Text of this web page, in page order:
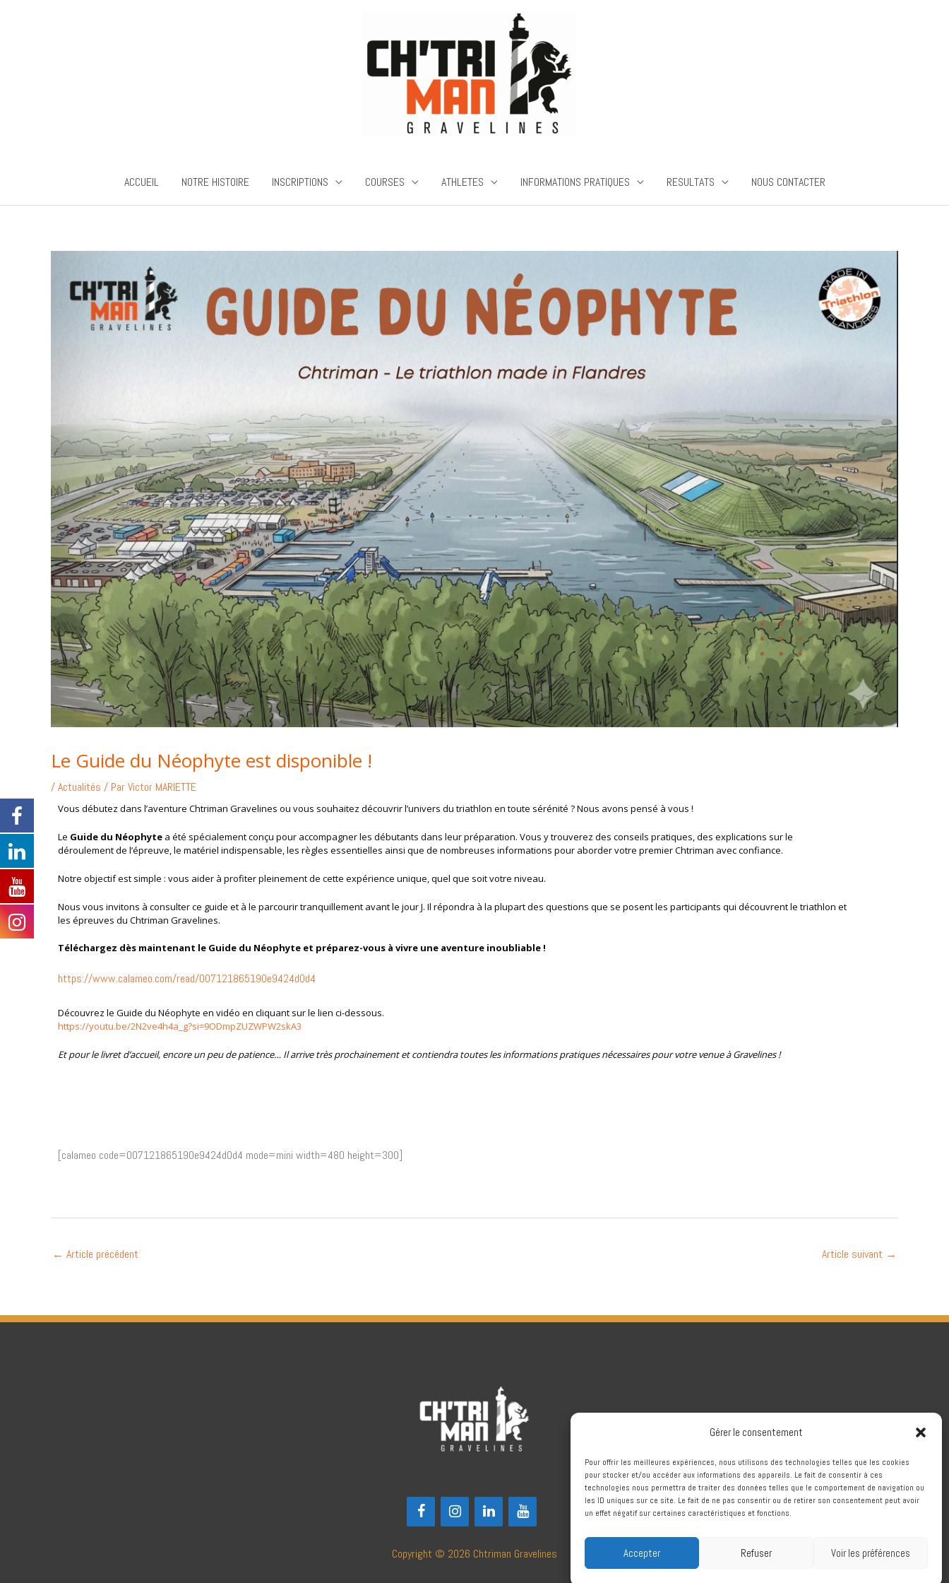
Gérer le consentement
Pour offrir les meilleures expériences, nous utilisons des technologies telles que les cookies
pour stocker et/ou accéder aux informations des appareils. Le fait de consentir à ces
technologies nous permettra de traiter des données telles que le comportement de navigation ou
les ID uniques sur ce site. Le fait de ne pas consentir ou de retirer son consentement peut avoir
un effet négatif sur certaines caractéristiques et fonctions.
Accepter Refuser Voir les préférences
ACCUEIL NOTRE HISTOIRE INSCRIPTIONS COURSES ATHLETES INFORMATIONS PRATIQUES RESULTATS NOUS CONTACTER
Le Guide du Néophyte est disponible !
/Actualités / ParVictor MARIETTE
Vous débutez dans l’aventure Chtriman Gravelines ou vous souhaitez découvrir l’univers du triathlon en toute sérénité ? Nous avons pensé à vous !
Le Guide du Néophyte a été spécialement conçu pour accompagner les débutants dans leur préparation. Vous y trouverez des conseils pratiques, des explications sur le
déroulement de l’épreuve, le matériel indispensable, les règles essentielles ainsi que de nombreuses informations pour aborder votre premier Chtriman avec confiance.
Notre objectif est simple : vous aider à profiter pleinement de cette expérience unique, quel que soit votre niveau.
Nous vous invitons à consulter ce guide et à le parcourir tranquillement avant le jour J. Il répondra à la plupart des questions que se posent les participants qui découvrent le triathlon et
les épreuves du Chtriman Gravelines.
Téléchargez dès maintenant le Guide du Néophyte et préparez-vous à vivre une aventure inoubliable !
https://www.calameo.com/read/007121865190e9424d0d4
Découvrez le Guide du Néophyte en vidéo en cliquant sur le lien ci-dessous.
https://youtu.be/2N2ve4h4a_g?si=9ODmpZUZWPW2skA3
Et pour le livret d’accueil, encore un peu de patience… Il arrive très prochainement et contiendra toutes les informations pratiques nécessaires pour votre venue à Gravelines !
[calameo code=007121865190e9424d0d4 mode=mini width=480 height=300]
← Article précédent Article suivant →
Copyright © 2026 Chtriman Gravelines